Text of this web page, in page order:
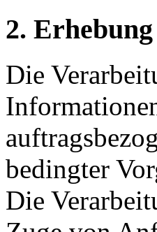
2.
Die
bedingter
Die